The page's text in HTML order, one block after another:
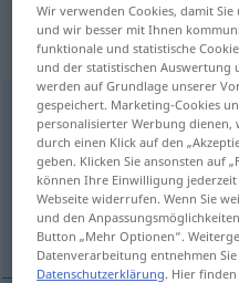
weiblich
Instandhaltungf
Übersicht aller
(Für mehr Details die
het onderhoud
Wir verwenden Cookies, damit
und wir besser mit Ihnen
funktionale und statistische
und der statistischen Auswertung
werden auf Grundlage unserer
gespeichert. Marketing-Cookies
personalisierter Werbung dienen,
durch einen Klick auf den
geben. Klicken Sie ansonsten auf
können Ihre Einwilligung
Webseite widerrufen. Wenn Sie
und den
Button „Mehr Optionen“.
Datenverarbeitung entnehmen
Datenschutzerklärung. Hier